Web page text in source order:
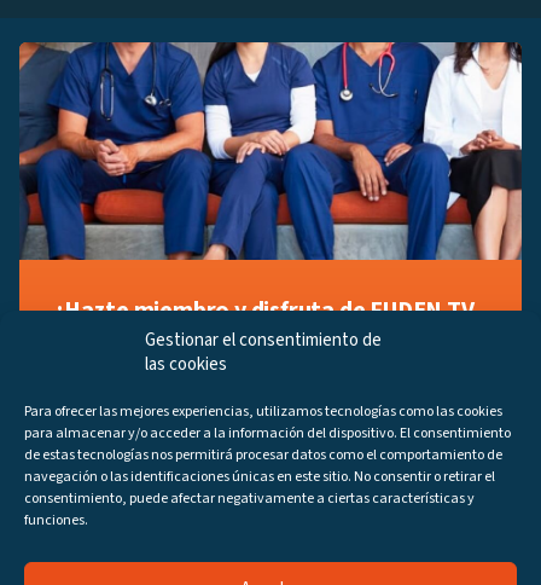
Gestionar el consentimiento de
las cookies
Para ofrecer las mejores experiencias, utilizamos tecnologías como las cookies
para almacenar y/o acceder a la información del dispositivo. El consentimiento
de estas tecnologías nos permitirá procesar datos como el comportamiento de
navegación o las identificaciones únicas en este sitio. No consentir o retirar el
consentimiento, puede afectar negativamente a ciertas características y
funciones.
¡Hazte miembro y disfruta de FUDEN TV
a tu manera!
Regístrate ahora gratuitamente y marca tus videos
los últimos programas disponibles.
Regístrate ahora